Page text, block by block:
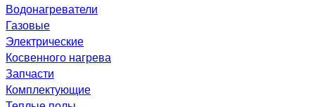
Водонагреватели
Газовые
Электрические
Косвенного нагрева
Запчасти
Комплектующие